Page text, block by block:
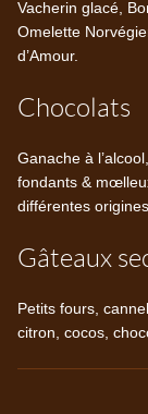
Vacherin glacé,
Omelette
d’Amour.
Chocolats
Ganache à
fondants &
différentes origines.
Gâteaux
Petits fours,
citron, cocos,